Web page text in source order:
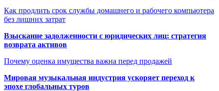
Как продлить срок службы домашнего и рабочего компьютера
без лишних затрат
Взыскание задолженности с юридических лиц: стратегия
возврата активов
Почему оценка имущества важна перед продажей
Мировая музыкальная индустрия ускоряет переход к
эпохе глобальных туров